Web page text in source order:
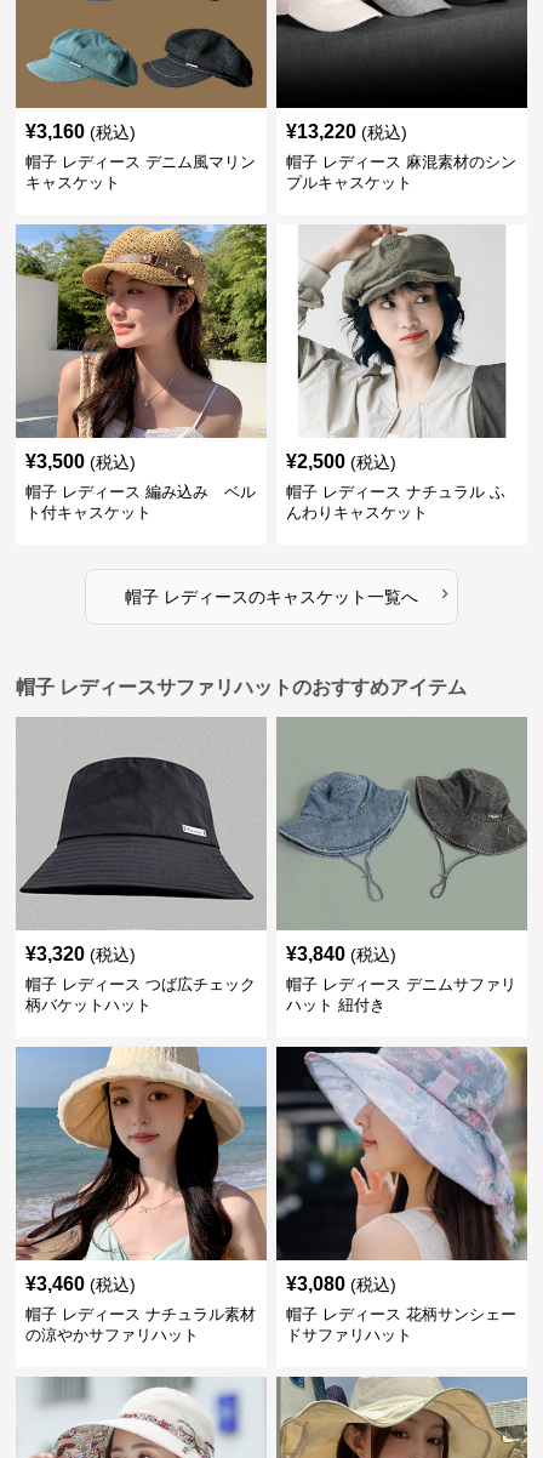
¥3,160 (税込)
帽子 レディース デニム風マリン
キャスケット
¥13,220 (税込)
帽子 レディース 麻混素材のシン
プルキャスケット
¥3,500 (税込)
帽子 レディース 編み込み ベル
ト付キャスケット
¥2,500 (税込)
帽子 レディース ナチュラル ふ
んわりキャスケット
帽子 レディースのキャスケット一覧へ ›
帽子 レディースサファリハットのおすすめアイテム
¥3,320 (税込)
帽子 レディース つば広チェック
柄バケットハット
¥3,840 (税込)
帽子 レディース デニムサファリ
ハット 紐付き
¥3,460 (税込)
帽子 レディース ナチュラル素材
の涼やかサファリハット
¥3,080 (税込)
帽子 レディース 花柄サンシェー
ドサファリハット